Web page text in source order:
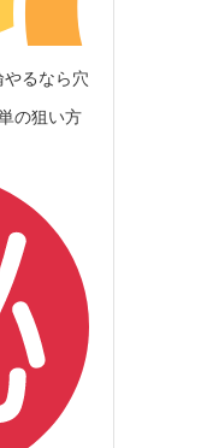
るなら穴
の狙い方